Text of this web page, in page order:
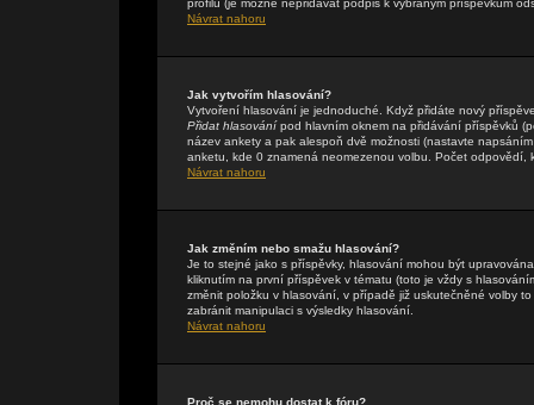
profilu (je možné nepřidávat podpis k vybraným příspěvkům
Návrat nahoru
Jak vytvořím hlasování?
Vytvoření hlasování je jednoduché. Když přidáte nový
Přidat hlasovánípod hlavním oknem na přidávání příspěvků
název ankety a pak alespoň dvě možnosti (nastavte
anketu, kde 0 znamená neomezenou volbu. Počet odpovědí,
Návrat nahoru
Jak změním nebo smažu hlasování?
Je to stejné jako s příspěvky, hlasování mohou být
kliknutím na první příspěvek v tématu (toto je vždy s
změnit položku v hlasování, v případě již uskutečněné volby
zabránit manipulaci s výsledky hlasování.
Návrat nahoru
Proč se nemohu dostat k fóru?